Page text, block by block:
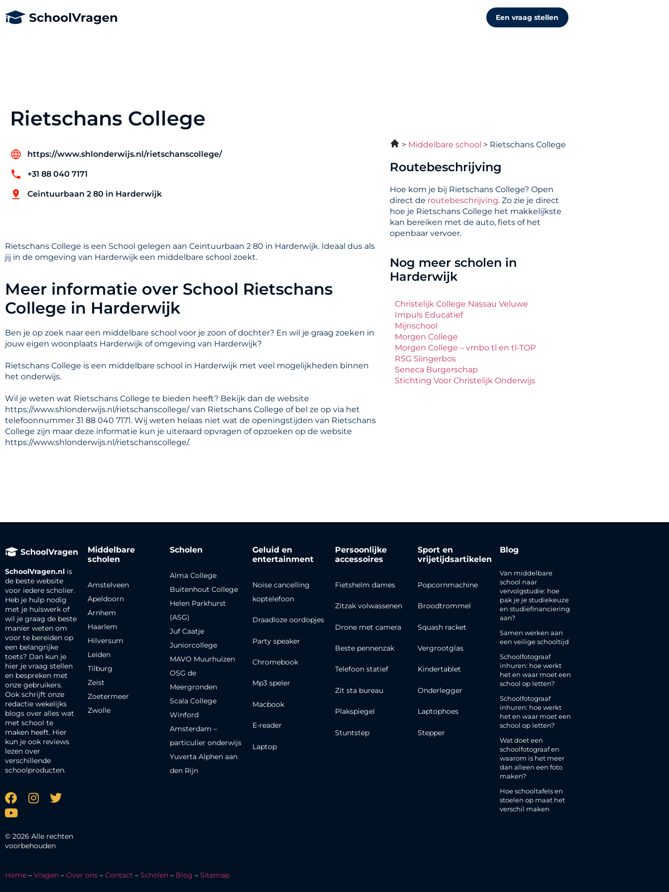
Een vraag stellen
Rietschans College
https://www.shlonderwijs.nl/rietschanscollege/
+31 88 040 7171
Ceintuurbaan 2 80 in Harderwijk
Rietschans College is een School gelegen aan Ceintuurbaan 2 80 in Harderwijk. Ideaal dus als
jij in de omgeving van Harderwijk een middelbare school zoekt.
Meer informatie over School Rietschans
College in Harderwijk
Ben je op zoek naar een middelbare school voor je zoon of dochter? En wil je graag zoeken in
jouw eigen woonplaats Harderwijk of omgeving van Harderwijk?
Rietschans College is een middelbare school in Harderwijk met veel mogelijkheden binnen
het onderwijs.
Wil je weten wat Rietschans College te bieden heeft? Bekijk dan de website
https://www.shlonderwijs.nl/rietschanscollege/ van Rietschans College of bel ze op via het
telefoonnummer 31 88 040 7171. Wij weten helaas niet wat de openingstijden van Rietschans
College zijn maar deze informatie kun je uiteraard opvragen of opzoeken op de website
https://www.shlonderwijs.nl/rietschanscollege/.
Middelbare school Rietschans College
Routebeschrijving
Hoe kom je bij Rietschans College? Open
direct de routebeschrijving. Zo zie je direct
hoe je Rietschans College het makkelijkste
kan bereiken met de auto, fiets of het
openbaar vervoer.
Nog meer scholen in
Harderwijk
Christelijk College Nassau Veluwe
Impuls Educatief
Mijnschool
Morgen College
Morgen College – vmbo tl en tl-TOP
RSG Slingerbos
Seneca Burgerschap
Stichting Voor Christelijk Onderwijs
SchoolVragen.nl is
de beste website
voor iedere scholier.
Heb je hulp nodig
met je huiswerk of
wil je graag de beste
manier weten om
voor te bereiden op
een belangrijke
toets? Dan kun je
hier je vraag stellen
en bespreken met
onze gebruikers.
Ook schrijft onze
redactie wekelijks
blogs over alles wat
met school te
maken heeft. Hier
kun je ook reviews
lezen over
verschillende
schoolproducten.
© 2026 Alle rechten
voorbehouden
Middelbare
scholen
Amstelveen
Apeldoorn
Arnhem
Haarlem
Hilversum
Leiden
Tilburg
Zeist
Zoetermeer
Zwolle
Scholen
Alma College
Buitenhout College
Helen Parkhurst
(ASG)
Juf Caatje
Juniorcollege
MAVO Muurhuizen
OSG de
Meergronden
Scala College
Winford
Amsterdam –
particulier onderwijs
Yuverta Alphen aan
den Rijn
Geluid en
entertainment
Noise cancelling
koptelefoon
Draadloze oordopjes
Party speaker
Chromebook
Mp3 speler
Macbook
E-reader
Laptop
Persoonlijke
accessoires
Fietshelm dames
Zitzak volwassenen
Drone met camera
Beste pennenzak
Telefoon statief
Zit sta bureau
Plakspiegel
Stuntstep
Sport en
vrijetijdsartikelen
Popcornmachine
Broodtrommel
Squash racket
Vergrootglas
Kindertablet
Onderlegger
Laptophoes
Stepper
Blog
Van middelbare
school naar
vervolgstudie: hoe
pak je je studiekeuze
en studiefinanciering
aan?
Samen werken aan
een veilige schooltijd
Schoolfotograaf
inhuren: hoe werkt
het en waar moet een
school op letten?
Schoolfotograaf
inhuren: hoe werkt
het en waar moet een
school op letten?
Wat doet een
schoolfotograaf en
waarom is het meer
dan alleen een foto
maken?
Hoe schooltafels en
stoelen op maat het
verschil maken
Home – Vragen – Over ons – Contact – Scholen – Blog – Sitemap